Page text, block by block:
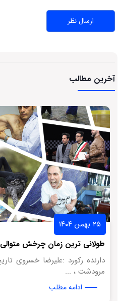
آخرین مطالب
۲۵ بهمن ۱۴۰۴
طولانی ترین زمان چرخش متوالی 3 توپ بسکتبال
مرودشت ، ...
ادامه مطلب